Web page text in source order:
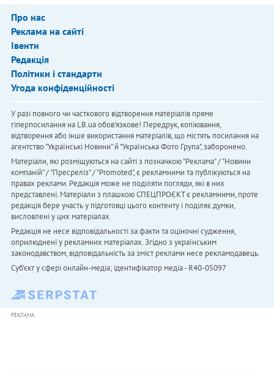
Про нас
Реклама на сайті
Івенти
Редакція
Політики і стандарти
Угода конфіденційності
У разі повного чи часткового відтворення матеріалів пряме
гіперпосилання на LB.ua обов'язкове! Передрук, копіювання,
відтворення або інше використання матеріалів, що містять посилання на
агентство "Українськi Новини" й "Українська Фото Група", заборонено.
Матеріали, які розміщуються на сайті з позначкою "Реклама" / "Новини
компаній" / "Пресреліз" / "Promoted", є рекламними та публікуються на
правах реклами. Редакція може не поділяти погляди, які в них
представлені. Матеріали з плашкою СПЕЦПРОЄКТ є рекламними, проте
редакція бере участь у підготовці цього контенту і поділяє думки,
висловлені у цих матеріалах.
Редакція не несе відповідальності за факти та оціночні судження,
оприлюднені у рекламних матеріалах. Згідно з українським
законодавством, відповідальність за зміст реклами несе рекламодавець.
Cуб'єкт у сфері онлайн-медіа; ідентифікатор медіа - R40-05097
РЕКЛАМА